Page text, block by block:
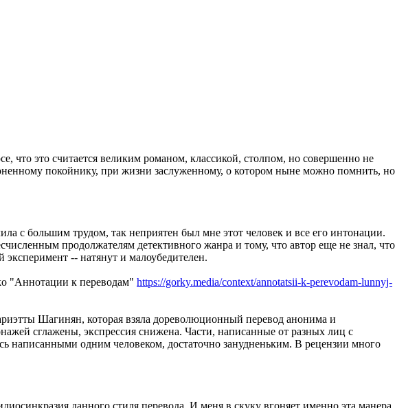
это считается великим романом, классикой, столпом, но совершенно не
покойнику, при жизни заслуженному, о котором ныне можно помнить, но
с большим трудом, так неприятен был мне этот человек и все его интонации.
продолжателям детективного жанра и тому, что автор еще не знал, что
эксперимент -- натянут и малоубедителен.
"Аннотации к переводам" https://gorky.media/context/annotatsii-k-perevodam-lunnyj-
Шагинян, которая взяла дореволюционный перевод анонима и
сглажены, экспрессия снижена. Части, написанные от разных лиц с
написанными одним человеком, достаточно занудненьким. В рецензии много
данного стиля перевода. И меня в скуку вгоняет именно эта манера,